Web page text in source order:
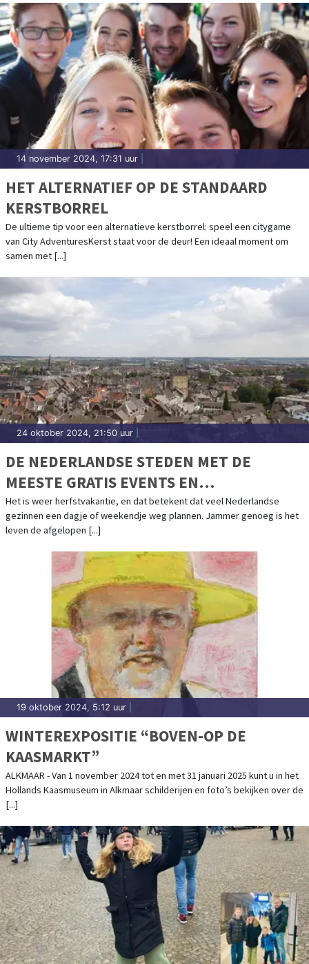
14 november 2024, 17:31 uur
HET ALTERNATIEF OP DE STANDAARD
KERSTBORREL
De ultieme tip voor een alternatieve kerstborrel: speel een citygame
van City AdventuresKerst staat voor de deur! Een ideaal moment om
samen met [...]
24 oktober 2024, 21:50 uur
DE NEDERLANDSE STEDEN MET DE
MEESTE GRATIS EVENTS EN
BEZIENSWAARDIGHEDEN
Het is weer herfstvakantie, en dat betekent dat veel Nederlandse
gezinnen een dagje of weekendje weg plannen. Jammer genoeg is het
leven de afgelopen [...]
19 oktober 2024, 5:12 uur
WINTEREXPOSITIE “BOVEN-OP DE
KAASMARKT”
ALKMAAR - Van 1 november 2024 tot en met 31 januari 2025 kunt u in het
Hollands Kaasmuseum in Alkmaar schilderijen en foto’s bekijken over de
[...]